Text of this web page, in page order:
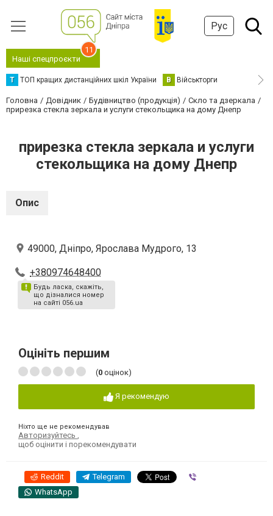
Рус
Наші спецпроєкти
11
Т ТОП кращих дистанційних шкіл України В Військторги
Головна Довідник Будівництво (продукція)
Скло та дзеркала
прирезка стекла зеркала и услуги стекольщика на дому Днепр
прирезка стекла зеркала и услуги
стекольщика на дому Днепр
Опис
49000, Дніпро, Ярослава Мудрого, 13
+380974648400
Будь ласка, скажіть,
що дізналися номер
на сайті 056.ua
Оцініть першим
(0 оцінок)
Я рекомендую
Ніхто ще не рекомендував
Авторизуйтесь
щоб оцінити і порекомендувати
Reddit Telegram
WhatsApp